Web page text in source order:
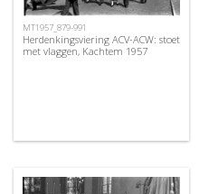
MT1957_879-991
Herdenkingsviering ACV-ACW: stoet
met vlaggen, Kachtem 1957